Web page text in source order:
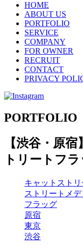
HOME
ABOUT US
PORTFOLIO
SERVICE
COMPANY
FOR OWNER
RECRUIT
CONTACT
PRIVACY
PORTFOLIO
【渋谷・原
トリートフ
キャットストリ
ストリートメデ
フラッグ
原宿
東京
渋谷